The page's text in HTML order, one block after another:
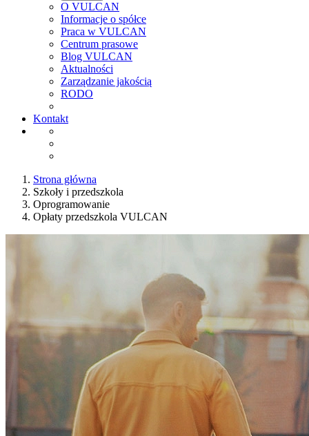
O VULCAN
Informacje o spółce
Praca w VULCAN
Centrum prasowe
Blog VULCAN
Aktualności
Zarządzanie jakością
RODO
Kontakt
Strona główna
Szkoły i przedszkola
Oprogramowanie
Opłaty przedszkola VULCAN